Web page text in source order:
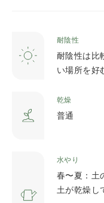
耐陰性
耐陰性は比
い場所を好
乾燥
普通
水やり
春〜夏：土
土が乾燥し